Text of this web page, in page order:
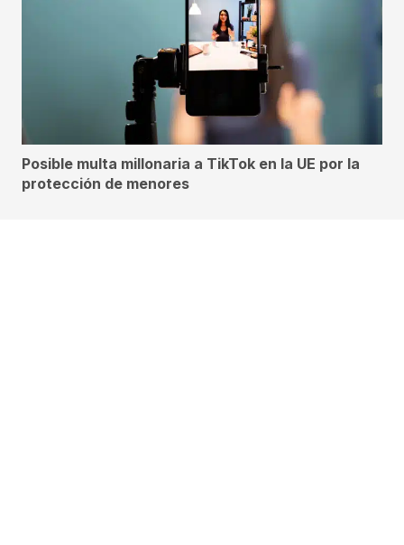
Posible multa millonaria a TikTok en la UE por la
protección de menores